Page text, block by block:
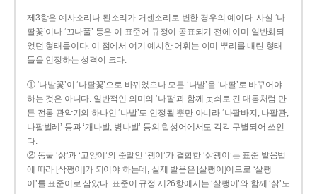
제3항은 예사소리나 된소리가 거센소리로 변한 경우의 예이다. 사실 ‘나
팔꽃’이나 ‘끄나풀’ 등은 이 표준어 규정이 공표되기 전에 이미 일반화되
었던 형태들이다. 이 점에서 여기 예시한 어휘는 이미 뿌리를 내린 형태
들을 인정하는 성격이 크다.
① ‘나발꽃’이 ‘나팔꽃’으로 바뀌었으나 모든 ‘나발’을 ‘나팔’로 바꾸어야
하는 것은 아니다. 일반적인 의미의 ‘나팔’과 함께 놋쇠로 긴 대롱처럼 만
든 전통 관악기의 하나인 ‘나발’도 인정될 뿐만 아니라 ‘나팔바지, 나팔관,
나팔벌레’ 등과 ‘개나발, 병나발’ 등의 합성어에서도 각각 구별되어 쓰인
다.
② 동물 ‘삵’과 ‘고양이’의 준말인 ‘괭이’가 결합한 ‘삵괭이’는 표준 발음법
에 따라 [삭꽹이]가 되어야 하는데, 실제 발음은 [살쾡이]이므로 ‘살쾡
이’를 표준어로 삼았다. 표준어 규정 제26항에서는 ‘살쾡이’와 함께 ‘삵’도